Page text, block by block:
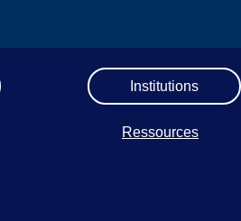
Institutions
Ressources